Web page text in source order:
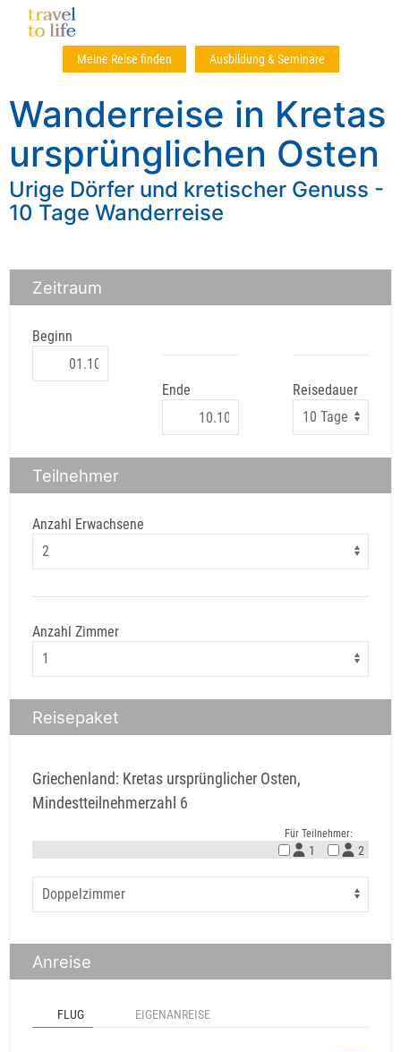
Meine Reise finden Ausbildung & Seminare
Wanderreise in Kretas
ursprünglichen Osten
Urige Dörfer und kretischer Genuss -
10 Tage Wanderreise
Zeitraum
Beginn
Ende Reisedauer
Teilnehmer
Anzahl Erwachsene
Anzahl Zimmer
Reisepaket
Griechenland: Kretas ursprünglicher Osten,
Mindestteilnehmerzahl 6
Für Teilnehmer:
1 2
Anreise
FLUG EIGENANREISE